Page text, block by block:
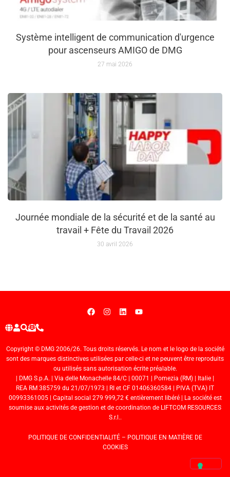
Système intelligent de communication d'urgence
pour ascenseurs AMIGO de DMG
27 mai 2026
Journée mondiale de la sécurité et de la santé au
travail + Fête du Travail 2026
30 avril 2026
Copyright © DMG 2006/26. Tous droits réservés. Le nom et le logo de la société
sont des marques distinctives utilisées par celle-ci et ne peuvent être reproduits
ou utilisés sans autorisation écrite préalable.
| DMG S.p.A. | Via delle Monachelle 84/C | 00071 | Pomezia (RM) | Italie |
REA RM 385759 du 21/07/1973 | RI et CF 01406360584 | PIVA (TVA) IT
00993361005 | Capital social 279 999,72 € entièrement libéré | La société est
soumise aux activités de gestion et de coordination de LIFTCOM RESOURCES
S.r.l..
POLITIQUE DE CONFIDENTIALITÉ– POLITIQUE EN MATIÈRE DE
COOKIES